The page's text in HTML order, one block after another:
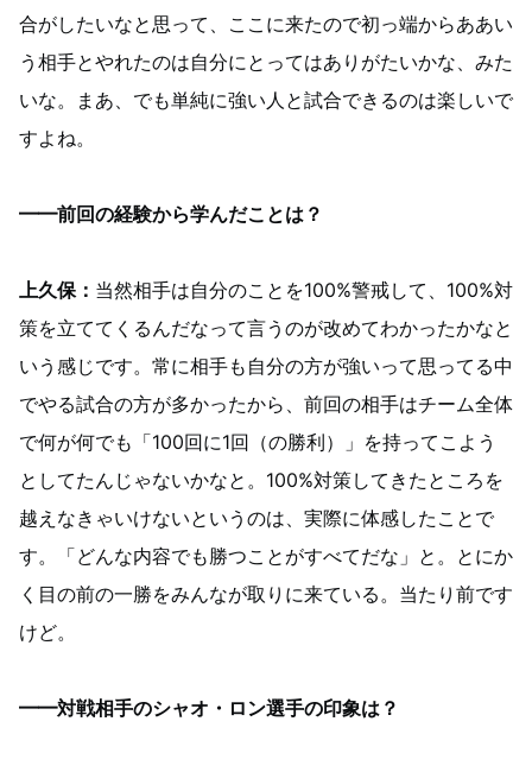
合がしたいなと思って、ここに来たので初っ端からああい
う相手とやれたのは自分にとってはありがたいかな、みた
いな。まあ、でも単純に強い人と試合できるのは楽しいで
すよね。
━━前回の経験から学んだことは？
上久保： 当然相手は自分のことを100%警戒して、100%対
策を立ててくるんだなって言うのが改めてわかったかなと
いう感じです。常に相手も自分の方が強いって思ってる中
でやる試合の方が多かったから、前回の相手はチーム全体
で何が何でも「100回に1回（の勝利）」を持ってこよう
としてたんじゃないかなと。100%対策してきたところを
越えなきゃいけないというのは、実際に体感したことで
す。「どんな内容でも勝つことがすべてだな」と。とにか
く目の前の一勝をみんなが取りに来ている。当たり前です
けど。
━━対戦相手のシャオ・ロン選手の印象は？